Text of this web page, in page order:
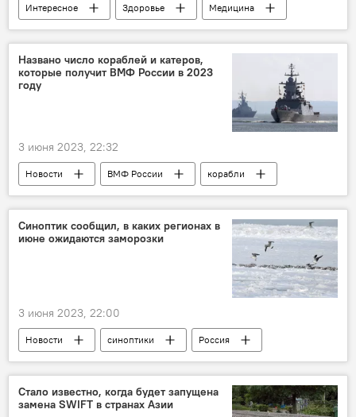
Интересное Здоровье
Медицина
Коронавирус
последствия
Названо число кораблей и катеров,
которые получит ВМФ России в 2023
году
3 июня 2023, 22:32
Новости ВМФ России
корабли
Черноморский флот России
Синоптик сообщил, в каких регионах в
июне ожидаются заморозки
3 июня 2023, 22:00
Новости синоптики
Россия
Заморозки
Июнь
Стало известно, когда будет запущена
замена SWIFT в странах Азии